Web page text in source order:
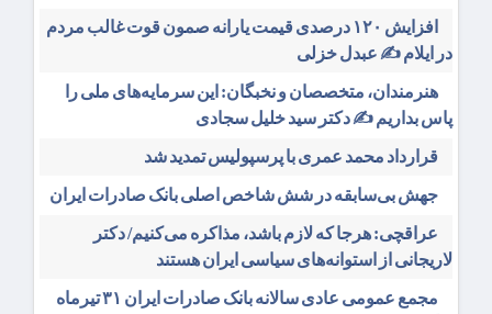
افزایش ۱۲۰ درصدی قیمت یارانه صمون قوت غالب مردم
در ایلام ✍️ عبدل خزلی
هنرمندان، متخصصان و نخبگان: این سرمایه‌های ملی را
پاس بداریم ✍️ دکتر سید خلیل سجادی
قرارداد محمد عمری با پرسپولیس تمدید شد
جهش بی‌سابقه در شش شاخص اصلی بانک صادرات ایران
عراقچی: هرجا که لازم باشد، مذاکره می‌کنیم/ دکتر
لاریجانی از استوانه‌های سیاسی ایران هستند
مجمع عمومی عادی سالانه بانک صادرات ایران ۳۱ تیرماه